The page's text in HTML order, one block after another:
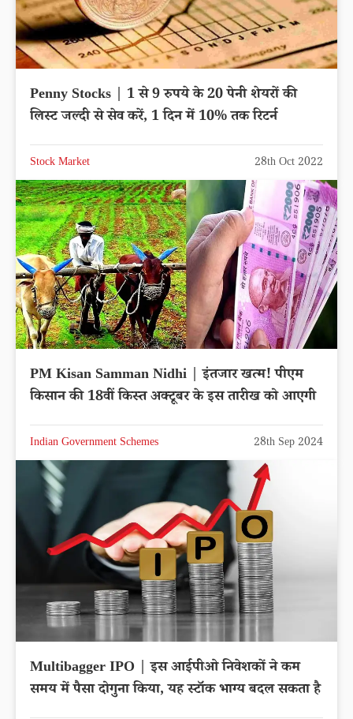
Penny Stocks | 1 से 9 रुपये के 20 पेनी शेयरों की
लिस्ट जल्दी से सेव करें, 1 दिन में 10% तक रिटर्न
Stock Market 28th Oct 2022
PM Kisan Samman Nidhi | इंतजार खत्म! पीएम
किसान की 18वीं किस्त अक्टूबर के इस तारीख को आएगी
Indian Government Schemes 28th Sep 2024
Multibagger IPO | इस आईपीओ निवेशकों ने कम
समय में पैसा दोगुना किया, यह स्टॉक भाग्य बदल सकता है